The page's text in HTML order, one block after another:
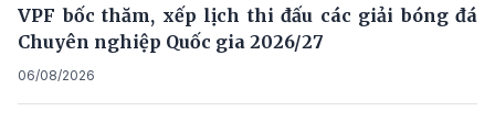
VPF bốc thăm, xếp lịch thi đấu các giải bóng đá
Chuyên nghiệp Quốc gia 2026/27
06/08/2026